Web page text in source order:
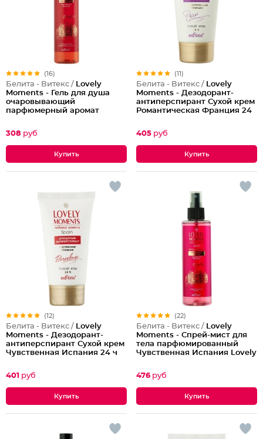
(16)
Белита - Витекс / Lovely
Moments - Гель для душа
очаровывающий
парфюмерный аромат
Moments
308 руб
(11)
Белита - Витекс / Lovely
Moments - Дезодорант-
антиперспирант Сухой крем
Романтическая Франция 24
405 руб
(12)
Белита - Витекс / Lovely
Moments - Дезодорант-
антиперспирант Сухой крем
Чувственная Испания 24 ч
401 руб
(22)
Белита - Витекс / Lovely
Moments - Спрей-мист для
тела парфюмированный
Чувственная Испания Lovely
476 руб